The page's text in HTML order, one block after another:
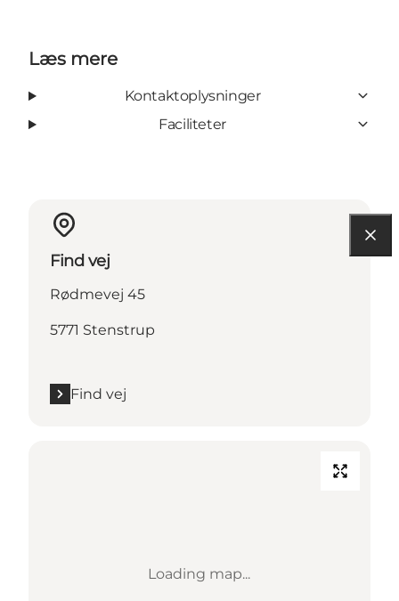
Læs mere
Kontaktoplysninger
Faciliteter
Find vej
Rødmevej 45
5771 Stenstrup
Find vej
Loading map...